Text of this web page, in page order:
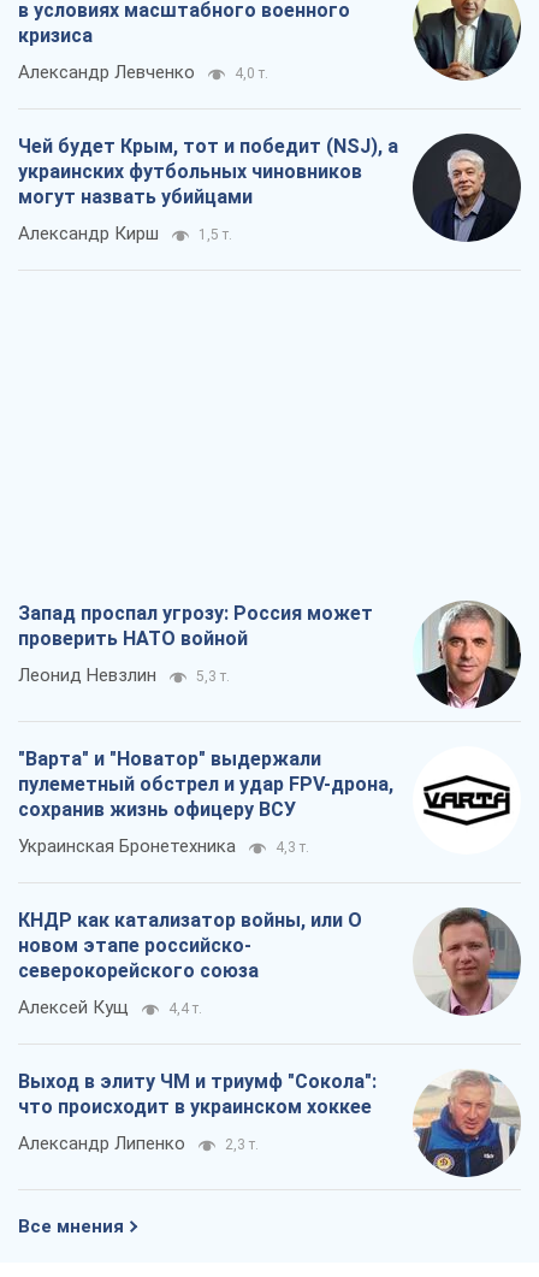
в условиях масштабного военного
кризиса
Александр Левченко 4,0 т.
Чей будет Крым, тот и победит (NSJ), а
украинских футбольных чиновников
могут назвать убийцами
Александр Кирш 1,5 т.
Запад проспал угрозу: Россия может
проверить НАТО войной
Леонид Невзлин 5,3 т.
"Варта" и "Новатор" выдержали
пулеметный обстрел и удар FPV-дрона,
сохранив жизнь офицеру ВСУ
Украинская Бронетехника 4,3 т.
КНДР как катализатор войны, или О
новом этапе российско-
северокорейского союза
Алексей Кущ 4,4 т.
Выход в элиту ЧМ и триумф "Сокола":
что происходит в украинском хоккее
Александр Липенко 2,3 т.
Все мнения